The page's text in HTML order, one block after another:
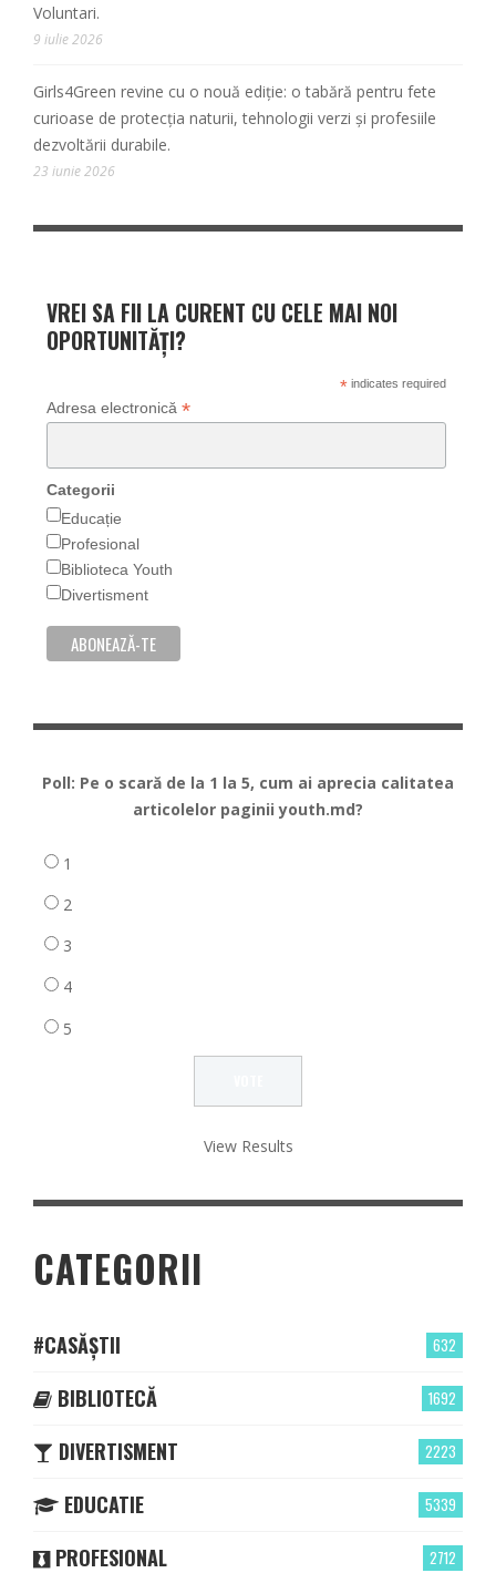
Voluntari.
9 iulie 2026
Girls4Green revine cu o nouă ediție: o tabără pentru fete
curioase de protecția naturii, tehnologii verzi și profesiile
dezvoltării durabile.
23 iunie 2026
VREI SA FII LA CURENT CU CELE MAI NOI
OPORTUNITĂȚI?
*indicates required
Adresa electronică *
Categorii
Educație
Profesional
Biblioteca Youth
Divertisment
Poll: Pe o scară de la 1 la 5, cum ai aprecia calitatea
articolelor paginii youth.md?
1
2
3
4
5
View Results
CATEGORII
632
#CASĂȘTII
1692
BIBLIOTECĂ
2223
DIVERTISMENT
5339
EDUCATIE
2712
PROFESIONAL